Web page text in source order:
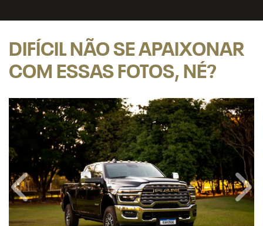
DIFÍCIL NÃO SE APAIXONAR
COM ESSAS FOTOS, NÉ?
Anterior